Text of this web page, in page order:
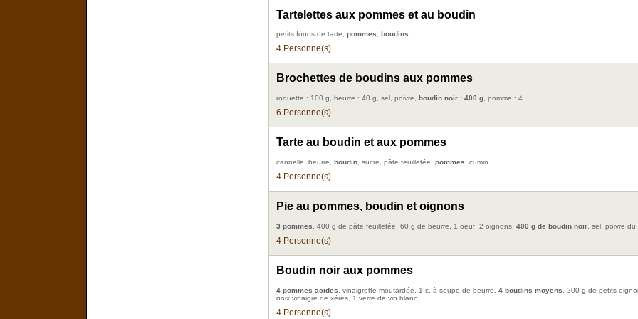
Tartelettes aux pommes et au boudin
petits fonds de tarte, pommes boudins
4 Personne(s)
Brochettes de boudins aux pommes
roquette : 100 g, beurre : 40 g, sel, poivre, boudin noir : 400 g , pomme : 4
6 Personne(s)
Tarte au boudin et aux pommes
cannelle, beurre, boudin , sucre, pâte feuilletée, pommes , cumin
4 Personne(s)
Pie au pommes, boudin et oignons
3 pommes , 400 g de pâte feuilletée, 60 g de beurre, 1 oeuf, 2 oignons, 400 g de boudin noir , sel, poivre du
4 Personne(s)
Boudin noir aux pommes
4 pommes acides , vinaigrette moutardée, 1 c. à soupe de beurre, 4 boudins moyens , 200 g de petits
noix vinaigre de xérès, 1 verre de vin blanc
4 Personne(s)